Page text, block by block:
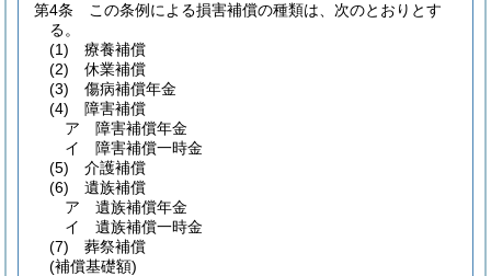
第4条
この条例による損害補償の種類は、次のとおりとす
る。
(1)
療養補償
(2)
休業補償
(3)
傷病補償年金
(4)
障害補償
ア
障害補償年金
イ
障害補償一時金
(5)
介護補償
(6)
遺族補償
ア
遺族補償年金
イ
遺族補償一時金
(7)
葬祭補償
(補償基礎額)